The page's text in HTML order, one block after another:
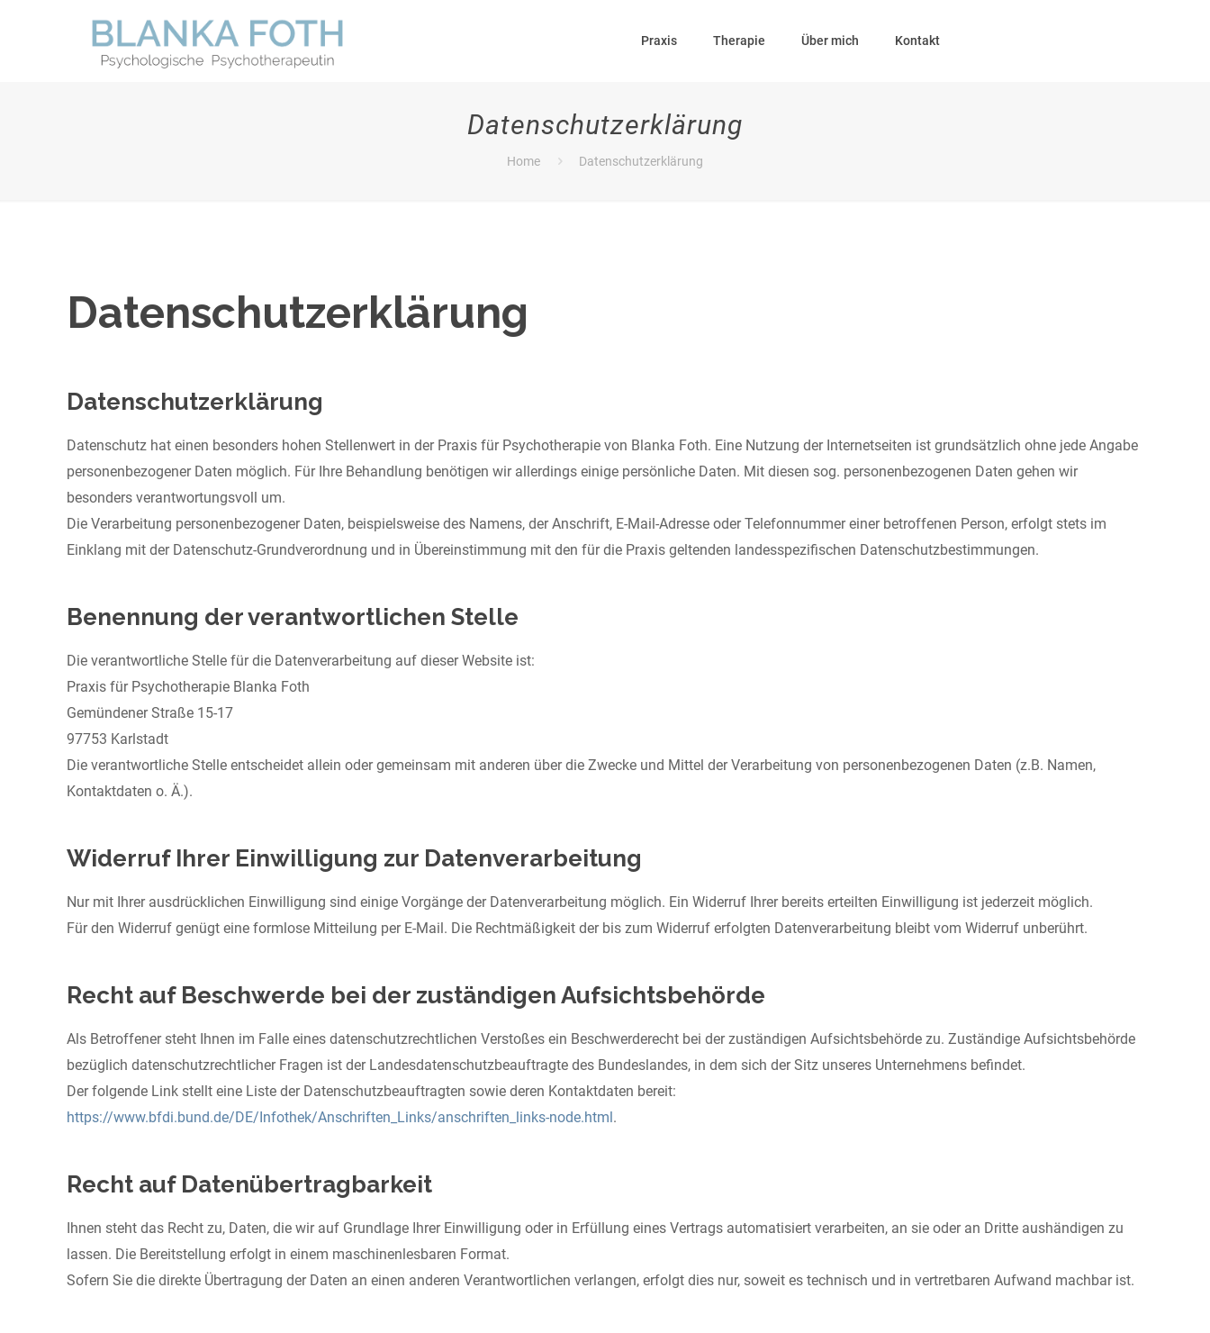
Praxis Therapie Über mich Kontakt
Datenschutzerklärung
Home Datenschutzerklärung
Datenschutzerklärung
Datenschutzerklärung
Datenschutz hat einen besonders hohen Stellenwert in der Praxis für Psychotherapie von Blanka Foth. Eine Nutzung der Internetseiten ist grundsätzlich ohne jede Angabe
personenbezogener Daten möglich. Für Ihre Behandlung benötigen wir allerdings einige persönliche Daten. Mit diesen sog. personenbezogenen Daten gehen wir
besonders verantwortungsvoll um.
Die Verarbeitung personenbezogener Daten, beispielsweise des Namens, der Anschrift, E-Mail-Adresse oder Telefonnummer einer betroffenen Person, erfolgt stets im
Einklang mit der Datenschutz-Grundverordnung und in Übereinstimmung mit den für die Praxis geltenden landesspezifischen Datenschutzbestimmungen.
Benennung der verantwortlichen Stelle
Die verantwortliche Stelle für die Datenverarbeitung auf dieser Website ist:
Praxis für Psychotherapie Blanka Foth
Gemündener Straße 15-17
97753 Karlstadt
Die verantwortliche Stelle entscheidet allein oder gemeinsam mit anderen über die Zwecke und Mittel der Verarbeitung von personenbezogenen Daten (z.B. Namen,
Kontaktdaten o. Ä.).
Widerruf Ihrer Einwilligung zur Datenverarbeitung
Nur mit Ihrer ausdrücklichen Einwilligung sind einige Vorgänge der Datenverarbeitung möglich. Ein Widerruf Ihrer bereits erteilten Einwilligung ist jederzeit möglich.
Für den Widerruf genügt eine formlose Mitteilung per E-Mail. Die Rechtmäßigkeit der bis zum Widerruf erfolgten Datenverarbeitung bleibt vom Widerruf unberührt.
Recht auf Beschwerde bei der zuständigen Aufsichtsbehörde
Als Betroffener steht Ihnen im Falle eines datenschutzrechtlichen Verstoßes ein Beschwerderecht bei der zuständigen Aufsichtsbehörde zu. Zuständige Aufsichtsbehörde
bezüglich datenschutzrechtlicher Fragen ist der Landesdatenschutzbeauftragte des Bundeslandes, in dem sich der Sitz unseres Unternehmens befindet.
Der folgende Link stellt eine Liste der Datenschutzbeauftragten sowie deren Kontaktdaten bereit:
https://www.bfdi.bund.de/DE/Infothek/Anschriften_Links/anschriften_links-node.html.
Recht auf Datenübertragbarkeit
Ihnen steht das Recht zu, Daten, die wir auf Grundlage Ihrer Einwilligung oder in Erfüllung eines Vertrags automatisiert verarbeiten, an sie oder an Dritte aushändigen zu
lassen. Die Bereitstellung erfolgt in einem maschinenlesbaren Format.
Sofern Sie die direkte Übertragung der Daten an einen anderen Verantwortlichen verlangen, erfolgt dies nur, soweit es technisch und in vertretbaren Aufwand machbar ist.